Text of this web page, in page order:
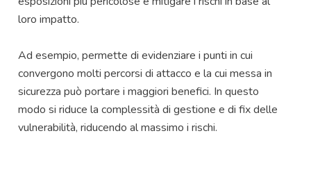
loro impatto.
Ad esempio, permette di evidenziare i punti in cui
convergono molti percorsi di attacco e la cui messa in
sicurezza può portare i maggiori benefici. In questo
modo si riduce la complessità di gestione e di fix delle
vulnerabilità, riducendo al massimo i rischi.